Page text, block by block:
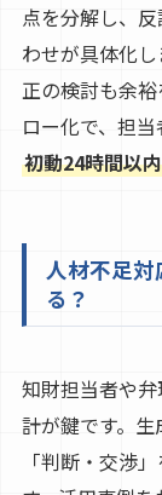
点を分解し、
わせが具体化
正の検討も余
ロー化で、担当
初動24時間以内
人材不足対
る？
知財担当者や
計が鍵です。
「判断・交渉